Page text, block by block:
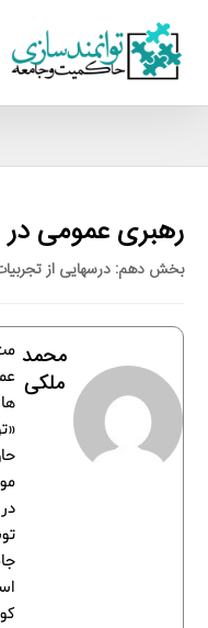
رهبری عمومی در
بخش دهم: درس­هایی از
محمد
ملکی